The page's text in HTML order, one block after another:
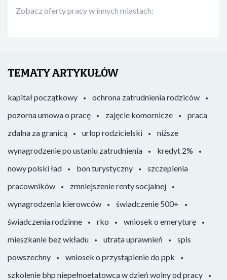
Zobacz oferty pracy w innych miastach:
TEMATY ARTYKUŁÓW
kapitał początkowy
ochrona zatrudnienia rodziców
pozorna umowa o pracę
zajęcie komornicze
praca
zdalna za granicą
urlop rodzicielski
niższe
wynagrodzenie po ustaniu zatrudnienia
kredyt 2%
nowy polski ład
bon turystyczny
szczepienia
pracowników
zmniejszenie renty socjalnej
wynagrodzenia kierowców
świadczenie 500+
świadczenia rodzinne
rko
wniosek o emeryturę
mieszkanie bez wkładu
utrata uprawnień
spis
powszechny
wniosek o przystąpienie do ppk
szkolenie bhp niepełnoetatowca w dzień wolny od pracy